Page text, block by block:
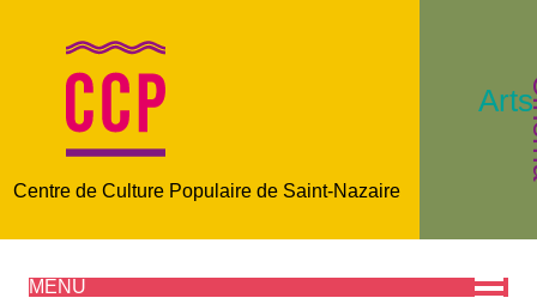
Centre de Culture Populaire de Saint-Nazaire
MENU